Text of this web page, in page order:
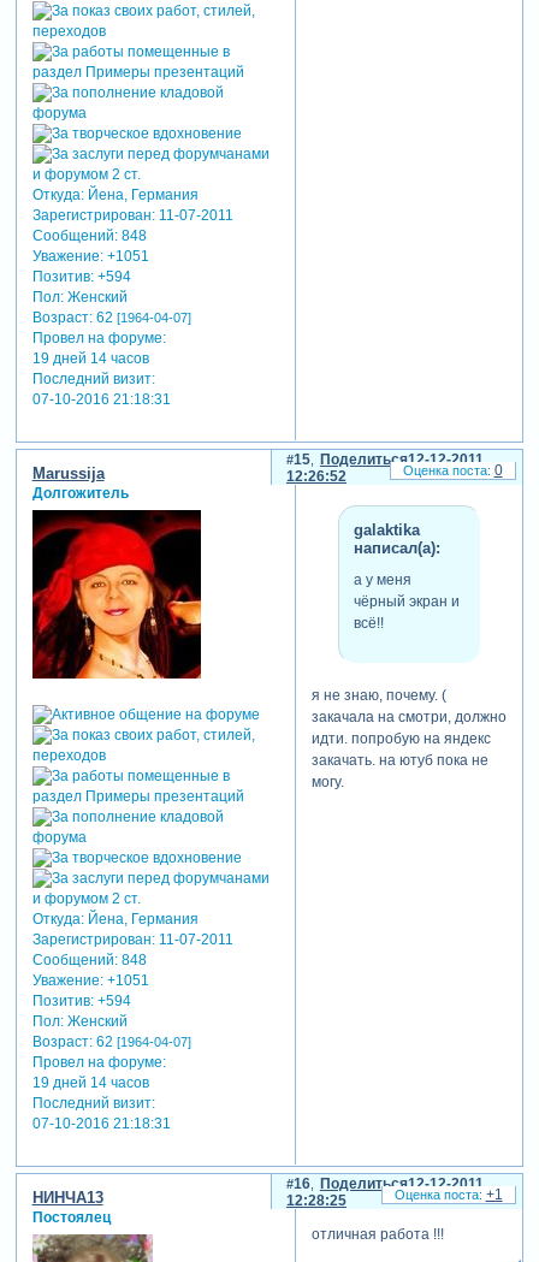
Откуда:Йена, Германия
Зарегистрирован: 11-07-2011
Сообщений:848
Уважение: +1051
Позитив: +594
Пол:Женский
Возраст:62 [1964-04-07]
Провел на форуме:
19 дней 14 часов
Последний визит:
07-10-2016 21:18:31
Поделиться
15
12-12-2011
12:26:52
Marussija
Долгожитель
Откуда:Йена, Германия
Зарегистрирован: 11-07-2011
Сообщений:848
Уважение: +1051
Позитив: +594
Пол:Женский
Возраст:62 [1964-04-07]
Провел на форуме:
19 дней 14 часов
Последний визит:
07-10-2016 21:18:31
galaktika
написал(а):
а у меня
чёрный экран и
всё!!
я не знаю, почему. (
закачала на смотри, должно
идти. попробую на яндекс
закачать. на ютуб пока не
могу.
0
Поделиться
16
12-12-2011
12:28:25
НИНЧА13
Постоялец
отличная работа !!!
+1